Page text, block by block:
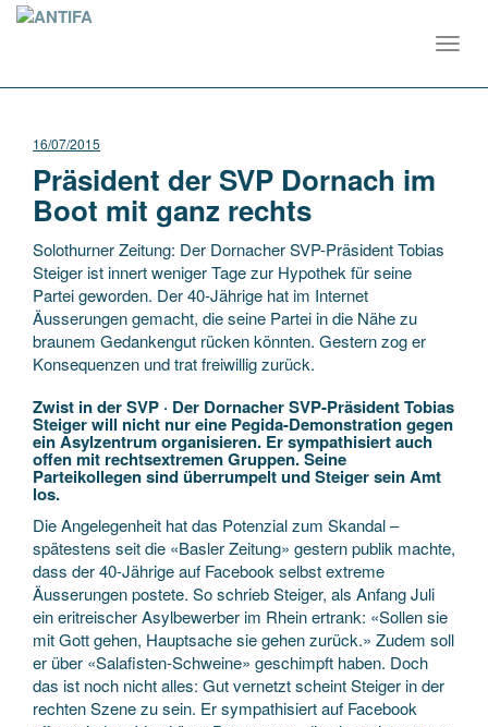
16/07/2015
Präsident der SVP Dornach im
Boot mit ganz rechts
Solothurner Zeitung: Der Dornacher SVP-Präsident Tobias
Steiger ist innert weniger Tage zur Hypothek für seine
Partei geworden. Der 40-Jährige hat im Internet
Äusserungen gemacht, die seine Partei in die Nähe zu
braunem Gedankengut rücken könnten. Gestern zog er
Konsequenzen und trat freiwillig zurück.
Zwist in der SVP · Der Dornacher SVP-Präsident Tobias
Steiger will nicht nur eine Pegida-Demonstration gegen
ein Asylzentrum organisieren. Er sympathisiert auch
offen mit rechtsextremen Gruppen. Seine
Parteikollegen sind überrumpelt und Steiger sein Amt
los.
Die Angelegenheit hat das Potenzial zum Skandal –
spätestens seit die «Basler Zeitung» gestern publik machte,
dass der 40-Jährige auf Facebook selbst extreme
Äusserungen postete. So schrieb Steiger, als Anfang Juli
ein eritreischer Asylbewerber im Rhein ertrank: «Sollen sie
mit Gott gehen, Hauptsache sie gehen zurück.» Zudem soll
er über «Salafisten-Schweine» geschimpft haben. Doch
das ist noch nicht alles: Gut vernetzt scheint Steiger in der
rechten Szene zu sein. Er sympathisiert auf Facebook